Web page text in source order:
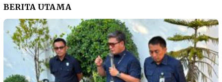
BERITA UTAMA